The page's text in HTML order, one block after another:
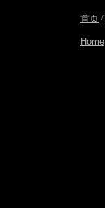
首页 /
Home